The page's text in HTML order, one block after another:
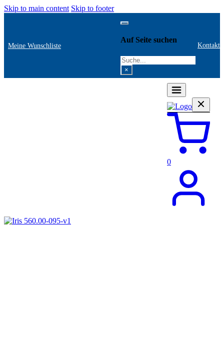
Skip to main content Skip to footer
Meine Wunschliste
Auf Seite suchen
Search
×
Kontakt
0